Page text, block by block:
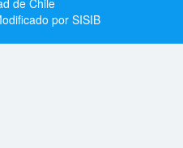
de Chile
por SISIB